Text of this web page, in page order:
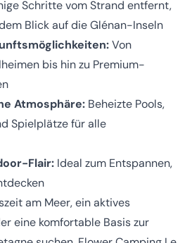
Schritte vom Strand entfernt,
Blick auf die Glénan-Inseln
Von
bis hin zu Premium-
Atmosphäre: Beheizte Pools,
Spielplätze für alle
Flair: Ideal zum Entspannen,
am Meer, ein aktives
eine komfortable Basis zur